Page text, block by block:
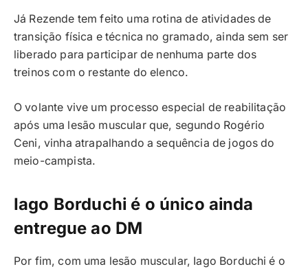
Já Rezende tem feito uma rotina de atividades de
transição física e técnica no gramado, ainda sem ser
liberado para participar de nenhuma parte dos
treinos com o restante do elenco.
O volante vive um processo especial de reabilitação
após uma lesão muscular que, segundo Rogério
Ceni, vinha atrapalhando a sequência de jogos do
meio-campista.
Iago Borduchi é o único ainda
entregue ao DM
Por fim, com uma lesão muscular, Iago Borduchi é o